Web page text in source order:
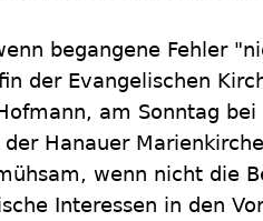
begangene Fehler
der Evangelischen
am Sonntag bei
Hanauer
wenn nicht die
Interessen in den